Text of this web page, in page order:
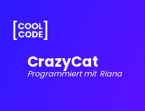
CrazyCat
Programmiert mit Riana